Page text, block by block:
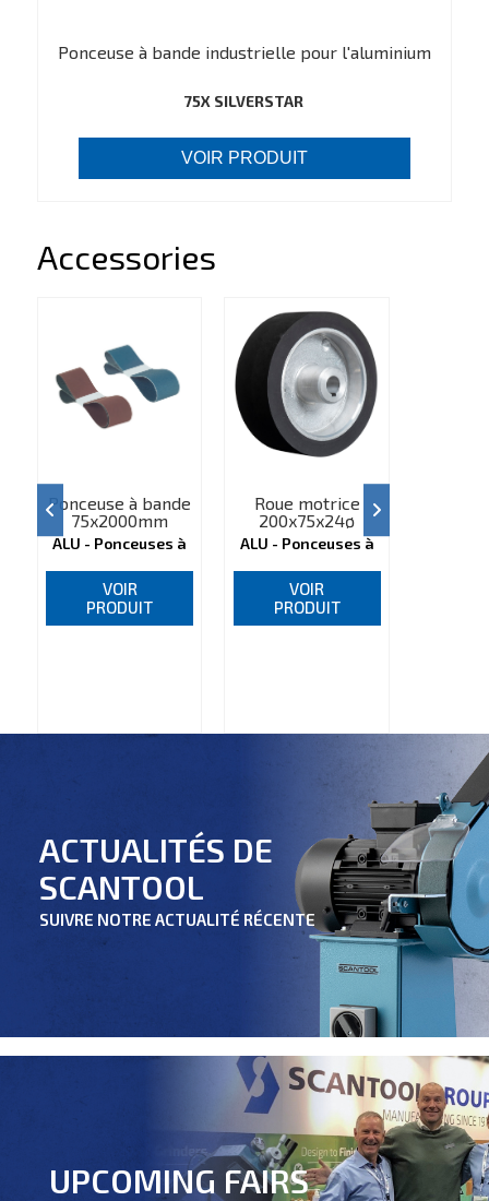
Ponceuse à bande industrielle pour l'aluminium
75X SILVERSTAR
VOIR PRODUIT
Accessories
Ponceuse à bande
75x2000mm
ALU - Ponceuses à
VOIR
PRODUIT
Roue motrice
200x75x24ø
ALU - Ponceuses à
VOIR
PRODUIT
ACTUALITÉS DE
SCANTOOL
SUIVRE NOTRE ACTUALITÉ RÉCENTE
UPCOMING FAIRS